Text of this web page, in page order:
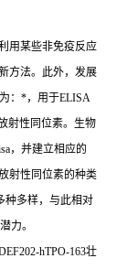
用某些非免疫反应
方法。此外，发展
： *，用于ELISA
射性同位素。生物
，并建立相应的
射性同位素的种类
种多样，与此相对
力。
hTPO-163壮